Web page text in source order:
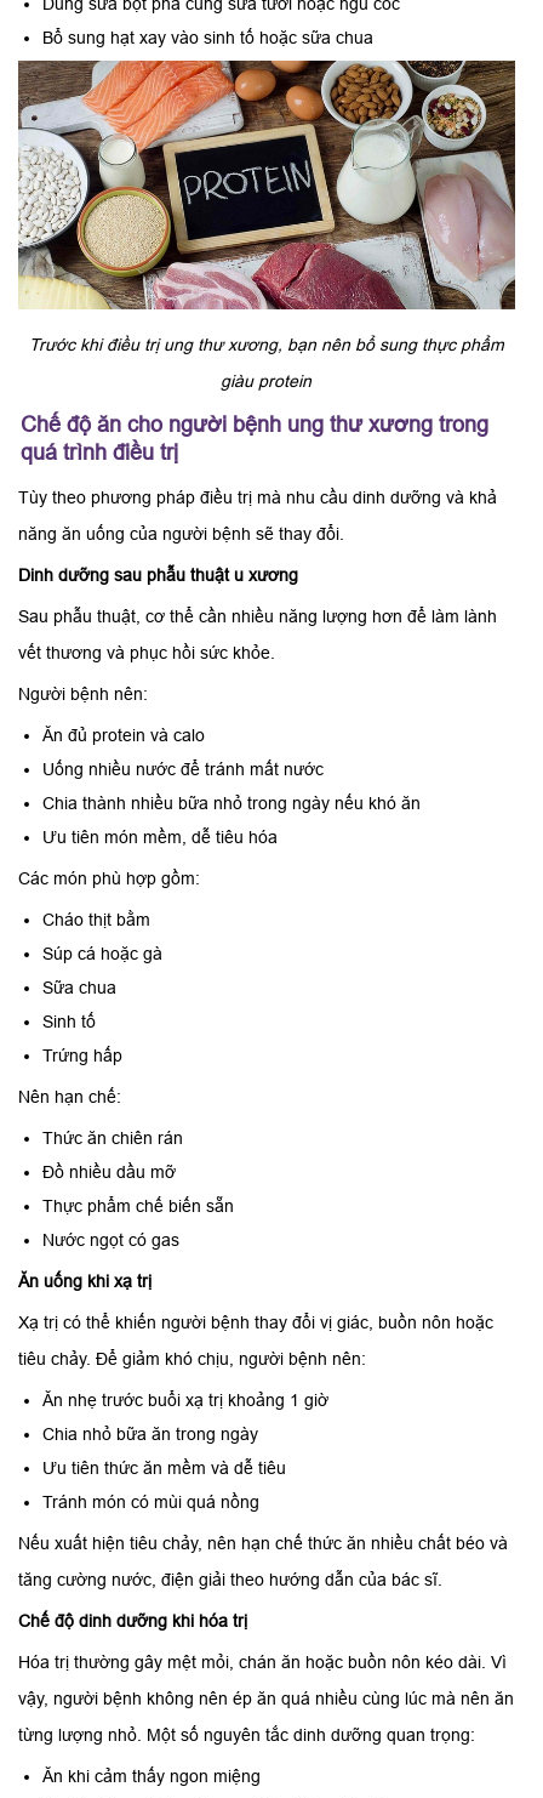
Bổ sung hạt xay vào sinh tố hoặc sữa chua
Trước khi điều trị ung thư xương, bạn nên bổ sung thực phẩm
giàu protein
Chế độ ăn cho người bệnh ung thư xương trong
quá trình điều trị
Tùy theo phương pháp điều trị mà nhu cầu dinh dưỡng và khả
năng ăn uống của người bệnh sẽ thay đổi.
Dinh dưỡng sau phẫu thuật u xương
Sau phẫu thuật, cơ thể cần nhiều năng lượng hơn để làm lành
vết thương và phục hồi sức khỏe.
Người bệnh nên:
Ăn đủ protein và calo
Uống nhiều nước để tránh mất nước
Chia thành nhiều bữa nhỏ trong ngày nếu khó ăn
Ưu tiên món mềm, dễ tiêu hóa
Các món phù hợp gồm:
Cháo thịt bằm
Súp cá hoặc gà
Sữa chua
Sinh tố
Trứng hấp
Nên hạn chế:
Thức ăn chiên rán
Đồ nhiều dầu mỡ
Thực phẩm chế biến sẵn
Nước ngọt có gas
Ăn uống khi xạ trị
Xạ trị có thể khiến người bệnh thay đổi vị giác, buồn nôn hoặc
tiêu chảy. Để giảm khó chịu, người bệnh nên:
Ăn nhẹ trước buổi xạ trị khoảng 1 giờ
Chia nhỏ bữa ăn trong ngày
Ưu tiên thức ăn mềm và dễ tiêu
Tránh món có mùi quá nồng
Nếu xuất hiện tiêu chảy, nên hạn chế thức ăn nhiều chất béo và
tăng cường nước, điện giải theo hướng dẫn của bác sĩ.
Chế độ dinh dưỡng khi hóa trị
Hóa trị thường gây mệt mỏi, chán ăn hoặc buồn nôn kéo dài. Vì
vậy, người bệnh không nên ép ăn quá nhiều cùng lúc mà nên ăn
từng lượng nhỏ. Một số nguyên tắc dinh dưỡng quan trọng:
Ăn khi cảm thấy ngon miệng